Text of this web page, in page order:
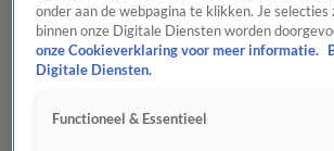
onder aan de webpagina te klikken. Je selecties
binnen onze Digitale Diensten worden
onze Cookieverklaring voor meer informatie.
Digitale Diensten.
Functioneel & Essentieel